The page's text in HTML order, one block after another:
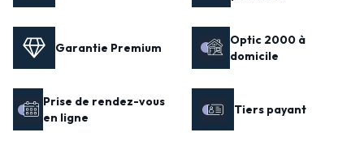
Garantie Premium
Optic 2000 à
domicile
Prise de rendez-vous
en ligne
Tiers payant